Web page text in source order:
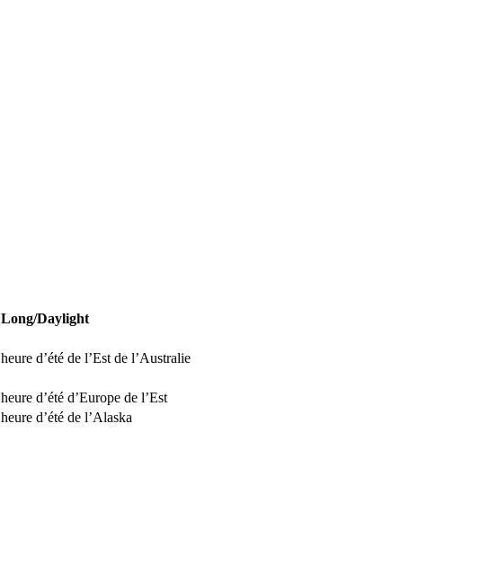
Long/Daylight
heure d’été de l’Est de l’Australie
heure d’été d’Europe de l’Est
heure d’été de l’Alaska